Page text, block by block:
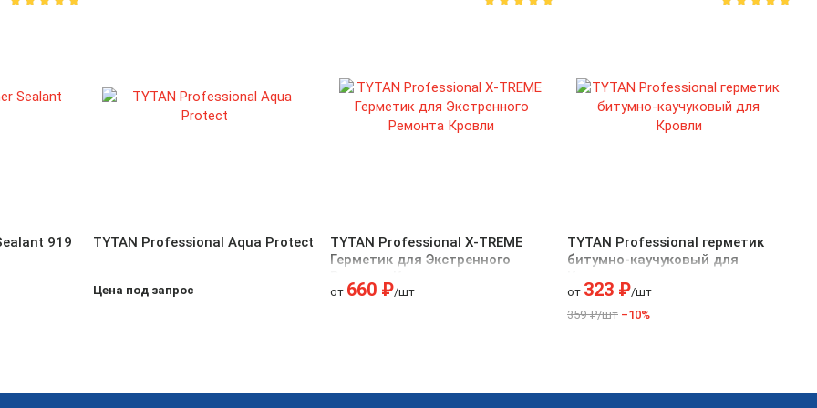
919 TYTAN Professional Aqua Protect
Цена под запрос
TYTAN Professional X-TREME
Герметик для Экстренного
от 660 ₽/шт
TYTAN Professional герметик
битумно-каучуковый для
от 323 ₽/шт
359 ₽/шт –10%